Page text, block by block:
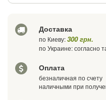
Доставка
по Киеву:300 грн.
по Украине: согласно
Оплата
безналичная по счету
наличными при